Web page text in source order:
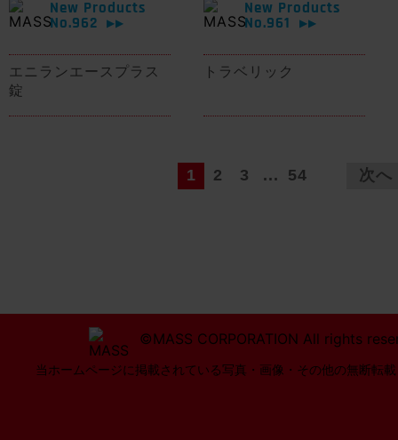
New Products
No.962
▶▶
エニランエースプラス
錠
New Products
No.961
▶▶
トラベリック
1 2 3 ... 54 次
©MASS CORPORATION All rights
当ホームページに掲載されている写真・画像・その他の無断転